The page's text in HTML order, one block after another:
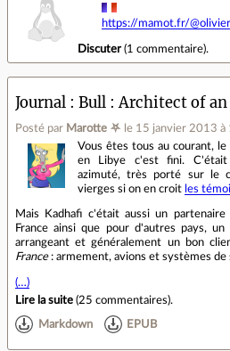
https://mamot.fr/
Discuter(1 commentaire).
Journal Bull : Architect of an
Posté par Marotte ⛧ le 15 janvier 2013 à
Vous êtes tous au courant,
en Libye c'est fini. C'était
azimuté, très porté sur le
vierges si on en croit les
Mais Kadhafi c'était aussi un
France ainsi que pour d'autres pays,
arrangeant et généralement un bon
France: armement, avions et systèmes de
(…)
Lire la suite (25 commentaires).
Markdown EPUB